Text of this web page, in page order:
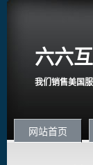
六六
我们销售美国
网站首页